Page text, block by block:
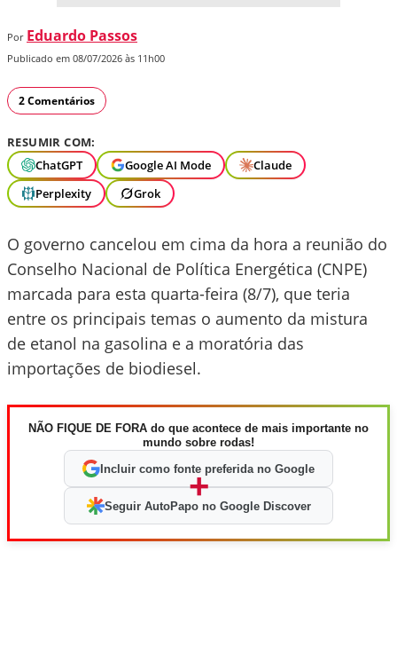
Por Eduardo Passos
Publicado em 08/07/2026 às 11h00
2 Comentários
RESUMIR COM:
ChatGPT
Google AI Mode
Claude
Perplexity
Grok
O governo cancelou em cima da hora a reunião do
Conselho Nacional de Política Energética (CNPE)
marcada para esta quarta-feira (8/7), que teria
entre os principais temas o aumento da mistura
de etanol na gasolina e a moratória das
importações de biodiesel.
NÃO FIQUE DE FORA do que acontece de mais importante no
mundo sobre rodas!
Incluir como fonte preferida no Google
+
Seguir AutoPapo no Google Discover